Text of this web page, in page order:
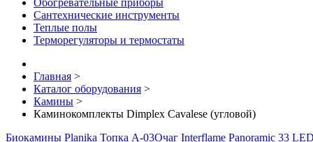
Сантехнические инструменты
Теплые полы
Терморегуляторы и термостаты
Главная >
Каталог оборудования >
Камины >
Каминокомплекты Dimplex Cavalese (угловой)
Биокамины Planika Топка A-03Очаг Interflame Panoramic 33